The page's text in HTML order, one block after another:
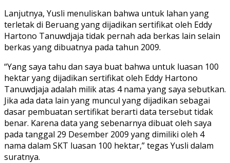
Lanjutnya, Yusli menuliskan bahwa untuk lahan yang
terletak di Beruang yang dijadikan sertifikat oleh Eddy
Hartono Tanuwdjaja tidak pernah ada berkas lain selain
berkas yang dibuatnya pada tahun 2009.
“Yang saya tahu dan saya buat bahwa untuk luasan 100
hektar yang dijadikan sertifikat oleh Eddy Hartono
Tanuwdjaja adalah milik atas 4 nama yang saya sebutkan.
Jika ada data lain yang muncul yang dijadikan sebagai
dasar pembuatan sertifikat berarti data tersebut tidak
benar. Karena data yang sebenarnya dibuat oleh saya
pada tanggal 29 Desember 2009 yang dimiliki oleh 4
nama dalam SKT luasan 100 hektar,” tegas Yusli dalam
suratnya.